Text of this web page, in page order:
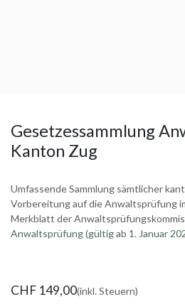
Gesetzessammlung
Kanton Zug
Umfassende Sammlung sämtlicher
Vorbereitung auf die Anwaltsprüfung
Merkblatt der
Anwaltsprüfung (gültig ab 1. Januar
CHF 149,00(inkl. Steuern)